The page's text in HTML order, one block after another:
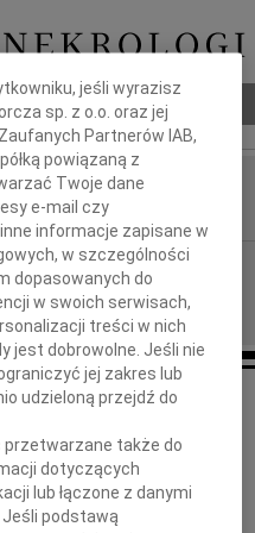
Szczurek
Drogiemu Koledze
Szczurkowi
szczerego współczucia
jeśli wyrazisz
sp. z o.o. oraz jej
] Zaufanych Partnerów IAB,
powiązaną z
Twoje dane
e-mail czy
informacje zapisane w
w szczególności
dopasowanych do
w swoich serwisach,
treści w nich
jest dobrowolne. Jeśli nie
jej zakres lub
udzieloną przejdź do
przetwarzane także do
dotyczących
lub łączone z danymi
Jeśli podstawą